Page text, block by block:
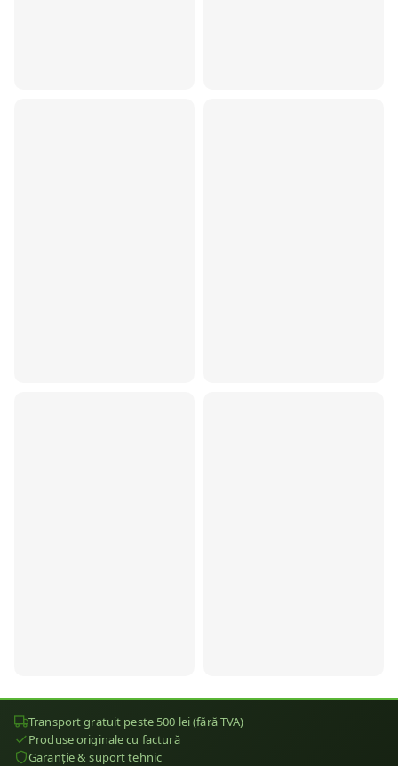
Transport gratuit peste 500 lei (fără TVA)
Produse originale cu factură
Garanție & suport tehnic